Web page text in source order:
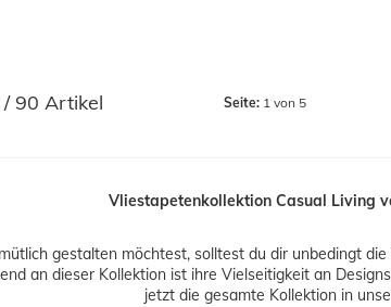
/ 90 Artikel Seite: 1 von 5
Vliestapetenkollektion Casual Living
gestalten möchtest, solltest du dir unbedingt
an dieser Kollektion ist ihre Vielseitigkeit an
jetzt die gesamte Kollektion in